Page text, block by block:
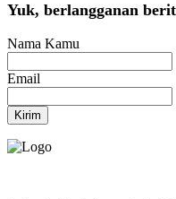
Yuk, berlangganan
Nama Kamu
Email
Kirim